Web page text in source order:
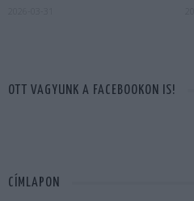
OTT VAGYUNK A FACEBOOKON IS!
CÍMLAPON